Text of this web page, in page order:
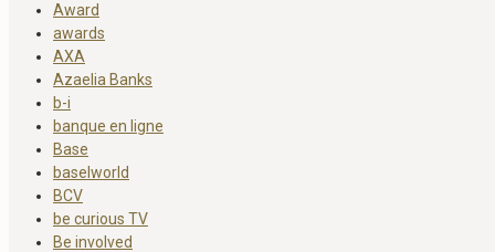
Award
awards
AXA
Azaelia Banks
b-i
banque en ligne
Base
baselworld
BCV
be curious TV
Be involved